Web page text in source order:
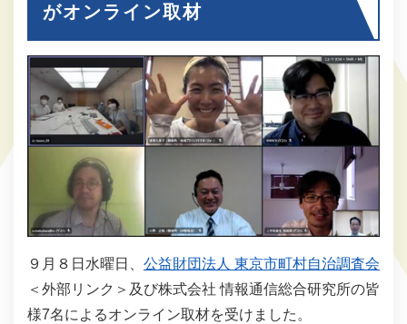
がオンライン取材
９月８日水曜日、 公益財団法人 東京市町村自治調査会
＜外部リンク＞ 及び株式会社 情報通信総合研究所の皆
様7名によるオンライン取材を受けました。